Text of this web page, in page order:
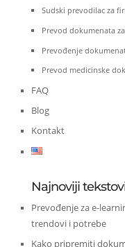
Sudski prevodilac za
Prevod dokumenata
Prevođenje
Prevod medicinske
FAQ
Blog
Kontakt
Najnoviji
Prevođenje za e-
trendovi i potrebe
Kako pripremiti